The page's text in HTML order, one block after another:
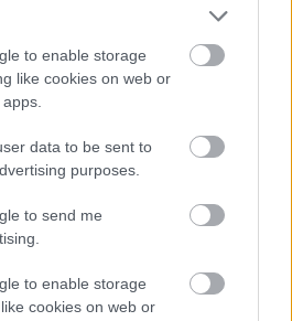
to enable storage
like cookies on web or
data to be sent to
purposes.
to send me
to enable storage
cookies on web or